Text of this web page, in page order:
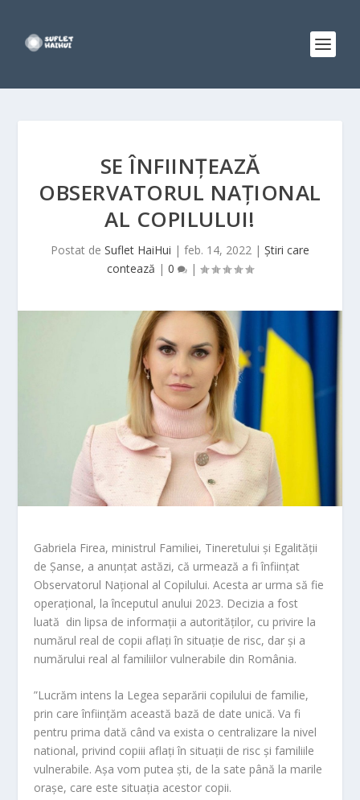
SE ÎNFIINȚEAZĂ
OBSERVATORUL NAȚIONAL
AL COPILULUI!
Postat de Suflet HaiHui | feb. 14, 2022 | Știri care
contează | 0 |
Gabriela Firea, ministrul Familiei, Tineretului și Egalității
de Șanse, a anunțat astăzi, că urmează a fi înființat
Observatorul Național al Copilului. Acesta ar urma să fie
operațional, la începutul anului 2023. Decizia a fost
luată din lipsa de informații a autorităților, cu privire la
numărul real de copii aflați în situație de risc, dar și a
numărului real al familiilor vulnerabile din România.
”Lucrăm intens la Legea separării copilului de familie,
prin care înființăm această bază de date unică. Va fi
pentru prima dată când va exista o centralizare la nivel
national, privind copiii aflați în situații de risc și familiile
vulnerabile. Așa vom putea ști, de la sate până la marile
orașe, care este situația acestor copii.